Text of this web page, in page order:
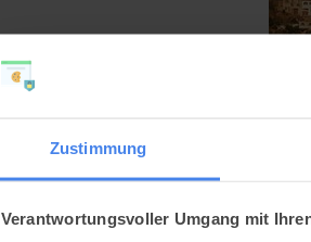
Zustimmung
Verantwortungsvoller Umgang mit